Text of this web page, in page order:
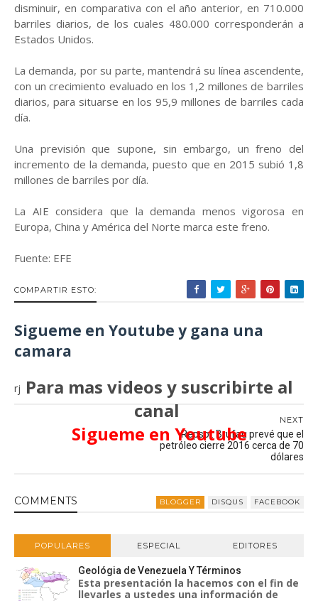
disminuir, en comparativa con el año anterior, en 710.000
barriles diarios, de los cuales 480.000 corresponderán a
Estados Unidos.
La demanda, por su parte, mantendrá su línea ascendente,
con un crecimiento evaluado en los 1,2 millones de barriles
diarios, para situarse en los 95,9 millones de barriles cada
día.
Una previsión que supone, sin embargo, un freno del
incremento de la demanda, puesto que en 2015 subió 1,8
millones de barriles por día.
La AIE considera que la demanda menos vigorosa en
Europa, China y América del Norte marca este freno.
Fuente: EFE
COMPARTIR ESTO:
Sigueme en Youtube y gana una
camara
Para mas videos y suscribirte al
canal
Sigueme en Youtube
rj
NEXT
Repsol: Brufau prevé que el
petróleo cierre 2016 cerca de 70
dólares
COMMENTS BLOGGER DISQUS FACEBOOK
POPULARES ESPECIAL EDITORES
Geológia de Venezuela Y Términos
Esta presentación la hacemos con el fin de
llevarles a ustedes una información de